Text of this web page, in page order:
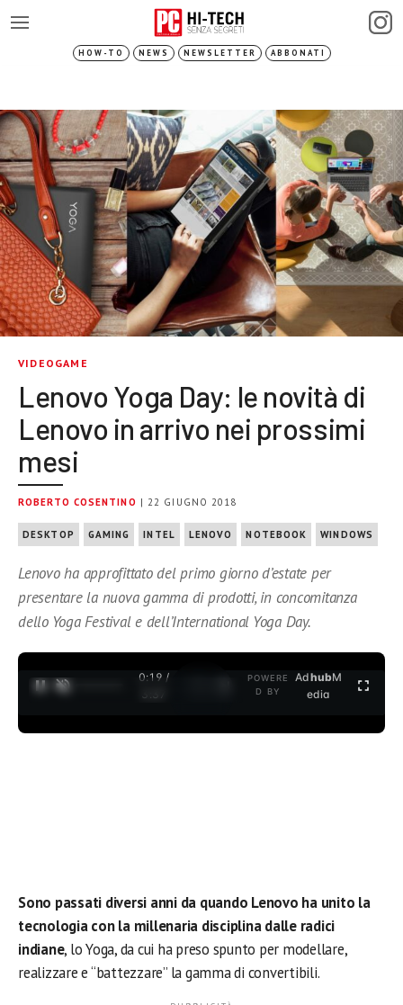
HOW-TO NEWS NEWSLETTER ABBONATI
VIDEOGAME
Lenovo Yoga Day: le novità di
Lenovo in arrivo nei prossimi
mesi
ROBERTO COSENTINO | 22 GIUGNO 2018
DESKTOP GAMING INTEL LENOVO NOTEBOOK WINDOWS
Lenovo ha approfittato del primo giorno d’estate per
presentare la nuova gamma di prodotti, in concomitanza
dello Yoga Festival e dell’International Yoga Day.
0:19 /
3:37
POWERE
D BY
AdhubM
edia
Sono passati diversi anni da quando Lenovo ha unito la
tecnologia con la millenaria disciplina dalle radici
indiane, lo Yoga, da cui ha preso spunto per modellare,
realizzare e “battezzare” la gamma di convertibili.